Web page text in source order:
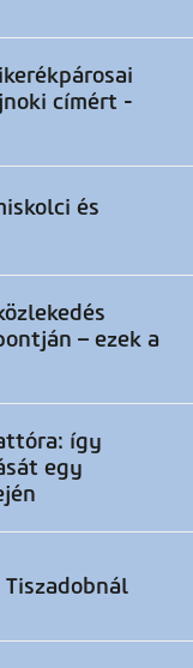
címért -
és
– ezek a
így
egy